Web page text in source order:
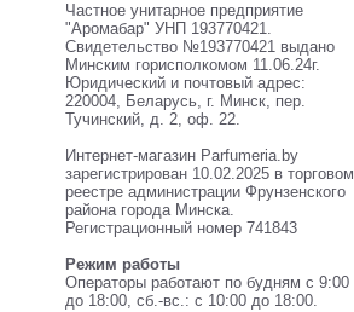
Частное унитарное предприятие
"Аромабар" УНП 193770421.
Свидетельство №193770421 выдано
Минским горисполкомом 11.06.24г.
Юридический и почтовый адрес:
220004, Беларусь, г. Минск, пер.
Тучинский, д. 2, оф. 22.
Интернет-магазин Parfumeria.by
зарегистрирован 10.02.2025 в торговом
реестре администрации Фрунзенского
района города Минска.
Регистрационный номер 741843
Режим работы
Операторы работают по будням с 9:00
до 18:00, сб.-вс.: с 10:00 до 18:00.